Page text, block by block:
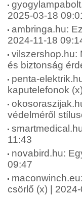
2025-03-18
ambringa.hu:
2024-11-18
vilszershop.hu:
és biztonság
penta-
kaputelefonok
védelméről
11:43
novabird.hu:
09:47
csörlő (x) |